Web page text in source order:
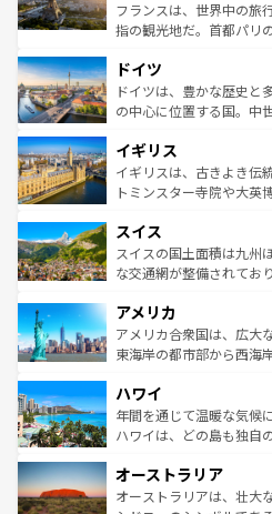
しい。
る。首都マドリードの洗
アートに溢れた街角から
せる。地方によって風土
ンテンツ一覧を参照して
フランスは、世界中の旅
指の観光地だ。首都パリ
で、幅広い魅力が詰まっ
聖堂、美しいビーチ、そ
から魅了する。また、フ
いる。シャンパンの発祥
香り高いラベンダー畑な
らに、パリ以外の地域に
れる地方に足を運ぶとそ
きるだろう。 な
を参照してほしい。
ドイツ
ドイツは、豊かな歴史と
の中心に位置する国。中
顔を持つこの国は、どこ
ルリンの文化的活気、バ
してライン川沿いのワイ
は、お酒好きな人にはぜひ体験し
ドイツ情報はコンテンツ
イギリス
イギリスは、古きよき伝
トミンスター寺院や大英
リアごとに異なる魅力が
ティー、ビール好きには
戦など、本場だからこそ
ンツ一覧を参照してほしい
スイス
スイスの国土面積は九州
な交通網が整備されてお
の建物がそのまま残る町
博物館もあり、アルプス
ことができる。国民の所
ば市内交通費無料で観光を楽
着のスイス情報はコンテ
アメリカ
アメリカ合衆国は、広大
東海岸の都市部から西海
のような巨大都市は、観
ンメントが詰まった刺激
西部には大自然が広がり
部のニューオーリンズで
文化が魅力。旅行者はア
ハワイ
年間を通じて温暖な気候
ハワイは、どの島も独自
ワイ島は見逃せない。ま
島だが、静かな自然を求
オーストラリア
オーストラリアは、壮大